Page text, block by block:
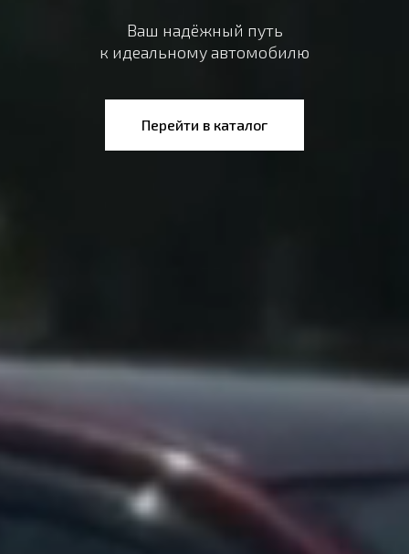
Ваш надёжный путь
к идеальному автомобилю
Перейти в каталог